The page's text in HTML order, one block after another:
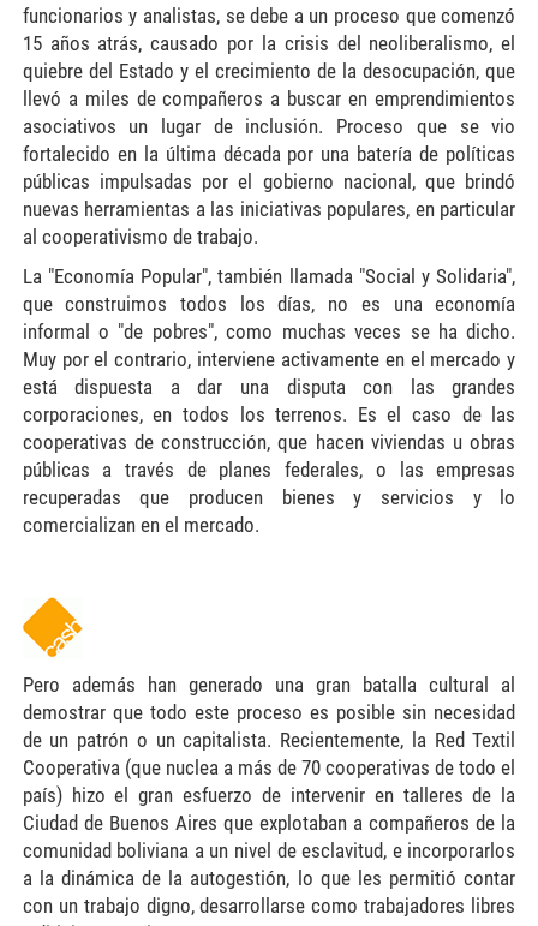
funcionarios y analistas, se debe a un proceso que comenzó
15 años atrás, causado por la crisis del neoliberalismo, el
quiebre del Estado y el crecimiento de la desocupación, que
llevó a miles de compañeros a buscar en emprendimientos
asociativos un lugar de inclusión. Proceso que se vio
fortalecido en la última década por una batería de políticas
públicas impulsadas por el gobierno nacional, que brindó
nuevas herramientas a las iniciativas populares, en particular
al cooperativismo de trabajo.
La "Economía Popular", también llamada "Social y Solidaria",
que construimos todos los días, no es una economía
informal o "de pobres", como muchas veces se ha dicho.
Muy por el contrario, interviene activamente en el mercado y
está dispuesta a dar una disputa con las grandes
corporaciones, en todos los terrenos. Es el caso de las
cooperativas de construcción, que hacen viviendas u obras
públicas a través de planes federales, o las empresas
recuperadas que producen bienes y servicios y lo
comercializan en el mercado.
logo-cash_ch.gif
Pero además han generado una gran batalla cultural al
demostrar que todo este proceso es posible sin necesidad
de un patrón o un capitalista. Recientemente, la Red Textil
Cooperativa (que nuclea a más de 70 cooperativas de todo el
país) hizo el gran esfuerzo de intervenir en talleres de la
Ciudad de Buenos Aires que explotaban a compañeros de la
comunidad boliviana a un nivel de esclavitud, e incorporarlos
a la dinámica de la autogestión, lo que les permitió contar
con un trabajo digno, desarrollarse como trabajadores libres